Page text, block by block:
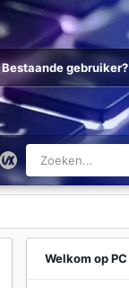
Bestaande
Welkom op